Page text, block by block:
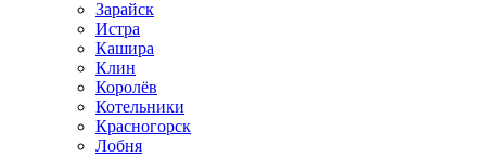
Зарайск
Истра
Кашира
Клин
Королёв
Котельники
Красногорск
Лобня